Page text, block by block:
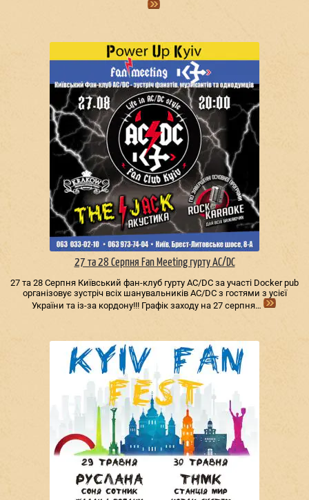
27 та 28 Серпня Fan Meeting гурту AC/DС
27 та 28 Серпня Київський фан-клуб гурту AC/DС за участі Docker pub
організовує зустріч всіх шанувальників AC/DС з гостями з усієї
України та із-за кордону!!! Графік заходу на 27 серпня…